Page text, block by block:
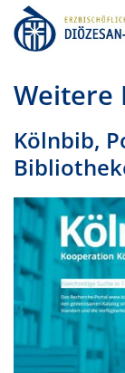
Zum Inhalt
Weitere
Kölnbib,